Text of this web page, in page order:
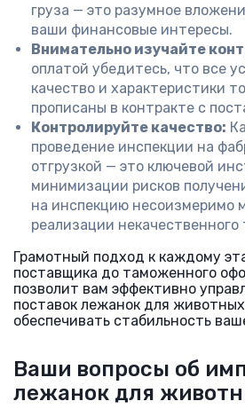
груза — это разумное
ваши финансовые интересы.
Внимательно изучайте
оплатой убедитесь, что все
качество и характеристики
прописаны в контракте с
Контролируйте качество:
проведение инспекции на
отгрузкой — это ключевой
минимизации рисков
на инспекцию несоизмеримо
реализации некачественного
Грамотный подход к каждому
поставщика до таможенного
позволит вам эффективно
поставок лежанок для
обеспечивать стабильность
Ваши вопросы об
лежанок для